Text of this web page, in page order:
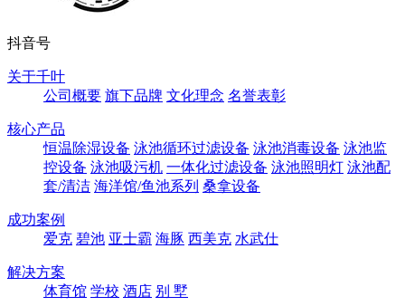
抖音号
关于千叶
公司概要 旗下品牌 文化理念 名誉表彰
核心产品
恒温除湿设备 泳池循环过滤设备 泳池消毒设备 泳池监
控设备 泳池吸污机 一体化过滤设备 泳池照明灯 泳池配
套/清洁 海洋馆/鱼池系列 桑拿设备
成功案例
爱克 碧池 亚士霸 海豚 西美克 水武仕
解决方案
体育馆 学校 酒店 别 墅